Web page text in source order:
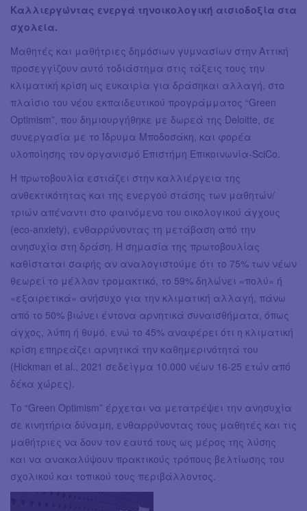
Καλλιεργώντας ενεργά τηνοικολογική αισιοδοξία στα
σχολεία.
Μαθητές και μαθήτριες δημόσιων γυμνασίων στην Αττική
προσεγγίζουν αυτό τοδιάστημα στις τάξεις τους την
κλιματική κρίση ως ευκαιρία για δράσηκαι αλλαγή, στο
πλαίσιο του νέου εκπαιδευτικού προγράμματος “Green
Optimism”, που δημιουργήθηκε με δωρεά της Deloitte, σε
συνεργασία με το Ίδρυμα Μποδοσάκη, και φορέα
υλοποίησης τον οργανισμό Επιστήμη Επικοινωνία-SciCo.
Η πρωτοβουλία εστιάζει στην καλλιέργεια της
ανθεκτικότητας και της ενεργού στάσης των μαθητών/
τριών απέναντι στο φαινόμενο του οικολογικού άγχους
(eco-anxiety), ενθαρρύνοντας τη μετάβαση από την
ανησυχία στη δράση. Η σημασία της πρωτοβουλίας
καθίσταται σαφής αν αναλογιστούμε ότι το 75% των νέων
θεωρεί το μέλλον τρομακτικό, το 59% δηλώνει «πολύ» ή
«εξαιρετικά» ανήσυχο για την κλιματική αλλαγή, πάνω
από το 50% βιώνει έντονα αρνητικά συναισθήματα, όπως
άγχος, λύπη ή θυμό, ενώ το 45% αναφέρει ότι η κλιματική
κρίση επηρεάζει αρνητικά την καθημερινότητά του
(Hickman et al., 2021 σεδείγμα 10.000 νέων 16-25 ετών από
δέκα χώρες).
Το “Green Optimism” έρχεται να μετατρέψει την ανησυχία
σε κινητήρια δύναμη, ενθαρρύνοντας τους μαθητές και τις
μαθήτριες να δουν τον εαυτό τους ως μέρος της λύσης
και να ανακαλύψουν πρακτικούς τρόπους βελτίωσης του
σχολικού και τοπικού τους περιβάλλοντος.